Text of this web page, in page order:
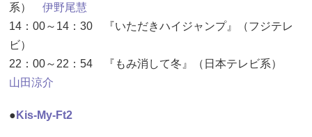
系） 伊野尾慧
14：00～14：30 『いただきハイジャンプ』（フジテレ
ビ）
22：00～22：54 『もみ消して冬』（日本テレビ系）
山田涼介
● Kis-My-Ft2